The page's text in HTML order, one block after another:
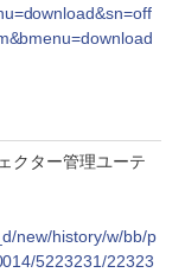
クター管理ユーテ
new/history/w/bb/p
5223231/22323